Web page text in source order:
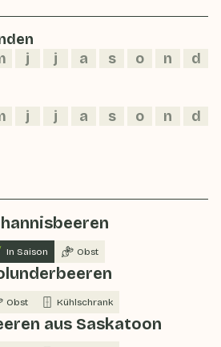
j j a s o n d
j j a s o n d
In Saison Obst
Obst Kühlschrank
aus Saskatoon